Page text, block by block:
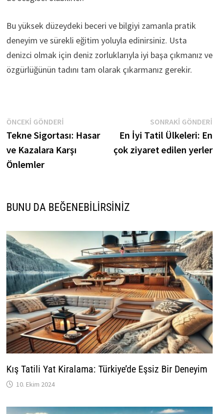
Bu yüksek düzeydeki beceri ve bilgiyi zamanla pratik
deneyim ve sürekli eğitim yoluyla edinirsiniz. Usta
denizci olmak için deniz zorluklarıyla iyi başa çıkmanız ve
özgürlüğünün tadını tam olarak çıkarmanız gerekir.
Yazı
gezinmesi
ÖNCEKI GÖNDERI
gönderi:
Tekne Sigortası: Hasar
ve Kazalara Karşı
Önlemler
SONRAKI GÖNDERI
En İyi Tatil Ülkeleri: En
çok ziyaret edilen yerler
BUNU DA BEĞENEBILIRSINIZ
Kış Tatili Yat Kiralama: Türkiye’de Eşsiz Bir Deneyim
10. Ekim 2024